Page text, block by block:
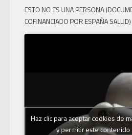
ESTO NO ES UNA PERSONA
COFINANCIADO POR ESPAÑA SALUD)
Haz clic para aceptar cookies de
y permitir este contenido